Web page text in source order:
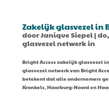
Zakelijk glasvezel in
doorJanique Siepel|
glasvezel netwerk in
Bright Access zakelijk glasvezel
glasvezel netwerk van Bright
betekent dat alle ondernemers
Kronkels, Haarburg-Noord en